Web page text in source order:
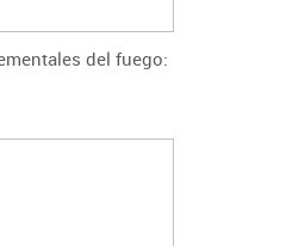
del fuego: